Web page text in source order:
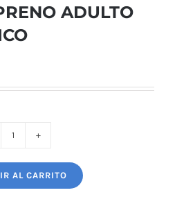
ADULTO
NEOPRENO
ADULTO
AL CARRITO